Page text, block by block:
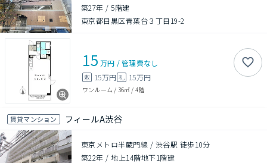
築27年 /5階建
東京都目黒区青葉台３丁目19-2
15 万円 /管理費なし
敷 15万円 礼 15万円
ワンルーム / 36㎡ / 4階
賃貸マンション フィールA渋谷
東京メトロ半蔵門線 / 渋谷駅 徒歩10分
築22年 /地上14階地下1階建